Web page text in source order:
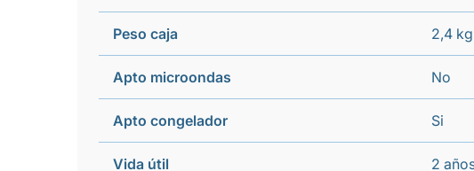
Peso caja 2,4 kg
Apto microondas No
Apto congelador Si
Vida útil 2